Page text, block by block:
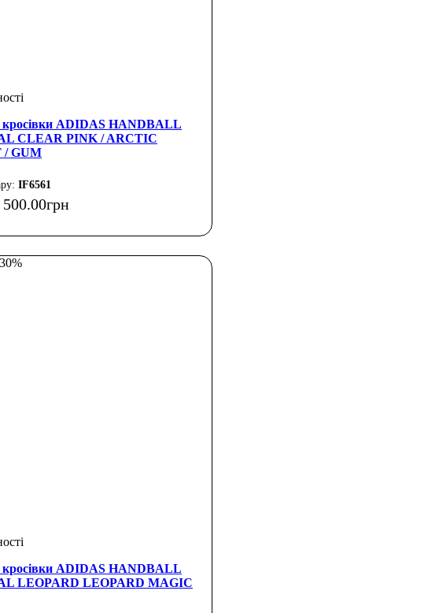
кросівки ADIDAS HANDBALL
CLEAR PINK / ARCTIC
/ GUM
IF6561
500.00грн
кросівки ADIDAS HANDBALL
LEOPARD LEOPARD MAGIC